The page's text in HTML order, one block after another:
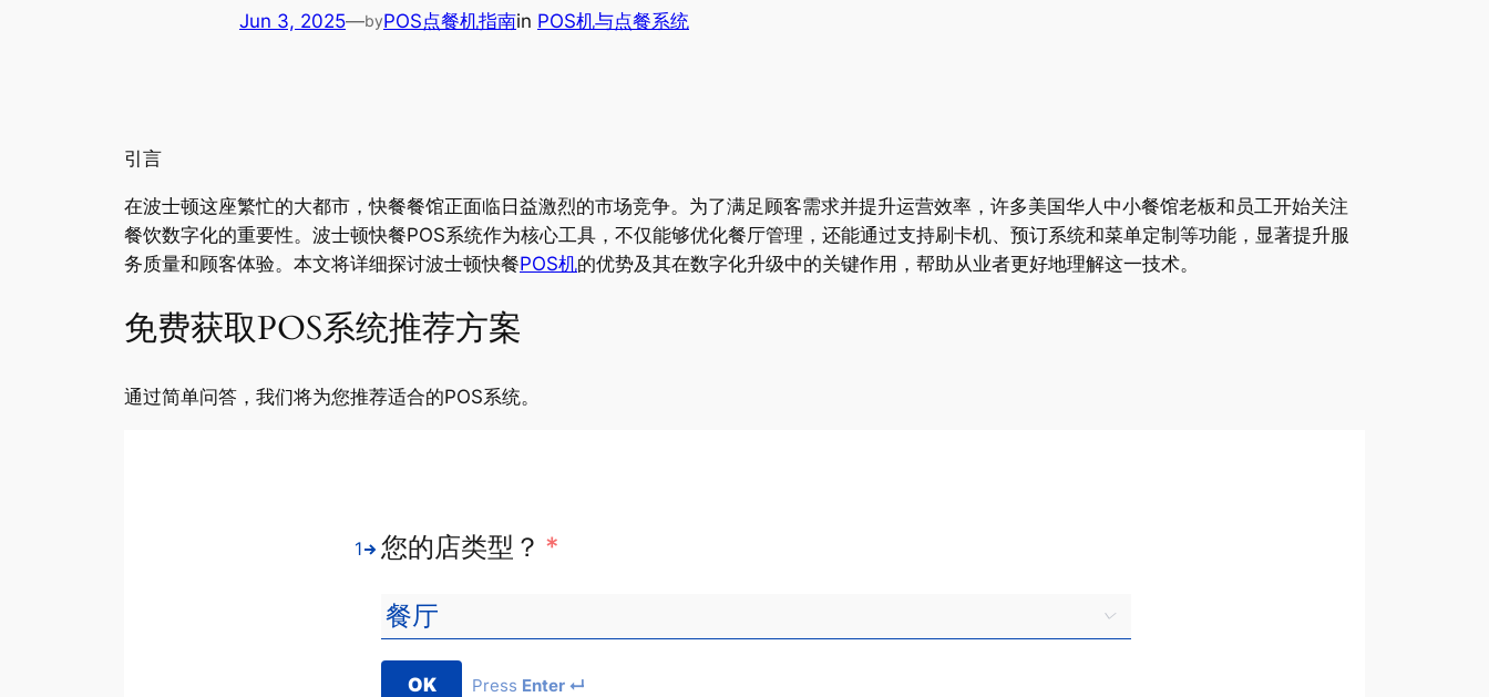
Jun 3, 2025—byPOS点餐机指南in POS机与点餐系统
引言
在波士顿这座繁忙的大都市，快餐餐馆正面临日益激烈的市场竞争。为了满足顾客需求并提升运营效率，许多美国华人中小餐馆老板和员工开始关注
餐饮数字化的重要性。波士顿快餐POS系统作为核心工具，不仅能够优化餐厅管理，还能通过支持刷卡机、预订系统和菜单定制等功能，显著提升服
务质量和顾客体验。本文将详细探讨波士顿快餐POS机的优势及其在数字化升级中的关键作用，帮助从业者更好地理解这一技术。
免费获取POS系统推荐方案
通过简单问答，我们将为您推荐适合的POS系统。
1 您的店类型？ *
OK Press Enter ↵